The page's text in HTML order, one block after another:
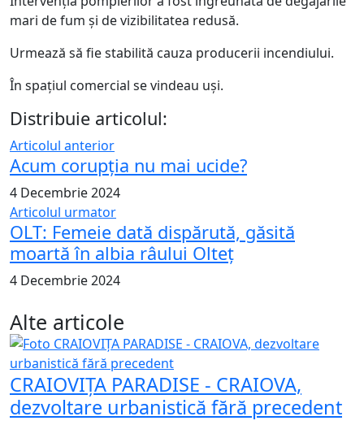
mari de fum și de vizibilitatea redusă.
Urmează să fie stabilită cauza producerii incendiului.
În spațiul comercial se vindeau uși.
Distribuie articolul:
Articolul anterior
Acum corupția nu mai ucide?
4 Decembrie 2024
Articolul urmator
OLT: Femeie dată dispărută, găsită
moartă în albia râului Olteț
4 Decembrie 2024
Alte articole
CRAIOVIȚA PARADISE - CRAIOVA,
dezvoltare urbanistică fără precedent